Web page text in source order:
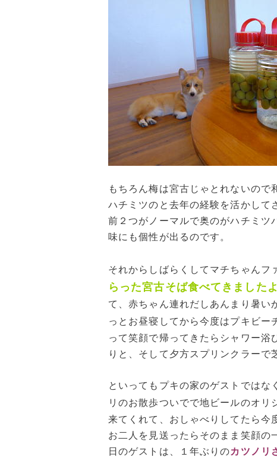
もちろん梅は宮古じゃとれないので
ハチミツのと去年の経験を活かして
前２つがノーマルで奥のがハチミツ
味にも個性が出るのです。
それからしばらくしてマチちゃんフ
らった宮古そば食べてきましたよ
て、赤ちゃん連れだしあんまり暑い
っとお昼寝してから今度はプキビー
って笑顔で帰ってきたらシャワー浴
りと、そして夕方スプリンクラーで
といってもプキの家のゲストではな
リのお散歩ついでで地ビールのオリ
来てくれて、おしゃべりしてたら今
お二人を見送ったらそのまま笑顔の
日のゲストは、１年ぶりのカツノリ